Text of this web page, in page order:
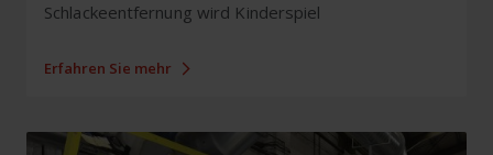
Schlackeentfernung wird Kinderspiel
Erfahren Sie mehr